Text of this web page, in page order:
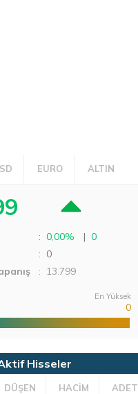
EURO ALTIN
: 0,00% | 0
: 0
: 13.799
En Yüksek
0
Hisseler
DÜŞEN HACİM ADET